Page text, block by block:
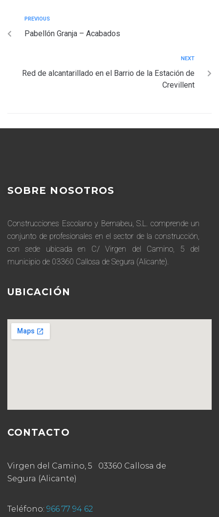
PREVIOUS
Pabellón Granja – Acabados
NEXT
Red de alcantarillado en el Barrio de la Estación de
Crevillent
SOBRE NOSOTROS
Construcciones Escolano y Bernabeu, S.L. comprende un
conjunto de profesionales en el sector de la construcción,
con sede ubicada en C/ Virgen del Camino, 5 del
municipio de 03360 Callosa de Segura (Alicante).
UBICACIÓN
CONTACTO
Virgen del Camino, 5 03360 Callosa de
Segura (Alicante)
Teléfono: 966 77 94 62